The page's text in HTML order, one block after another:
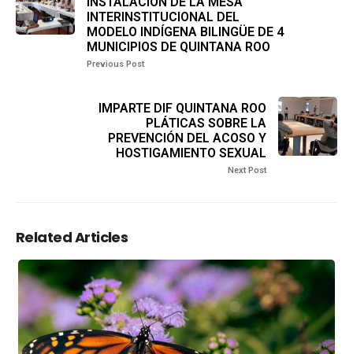
INTERINSTITUCIONAL DEL
MODELO INDÍGENA BILINGÜE DE 4
MUNICIPIOS DE QUINTANA ROO
Previous Post
IMPARTE DIF QUINTANA ROO
PLÁTICAS SOBRE LA
PREVENCIÓN DEL ACOSO Y
HOSTIGAMIENTO SEXUAL
Next Post
Related Articles